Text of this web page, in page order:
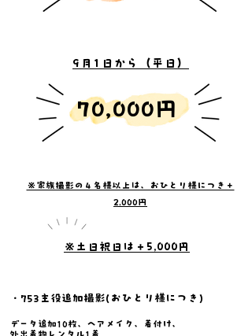
​70,000円
​9月1日から（平日）
※家族撮影の４名様以上は、おひとり様につき＋
2,000円
​※土日祝日は＋5,000円
・753主役追加撮影(おひとり様につき)
データ追加10枚、ヘアメイク、着付け、
外出着物レンタル1着